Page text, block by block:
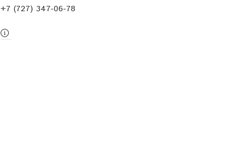
+7 (727) 347-06-78